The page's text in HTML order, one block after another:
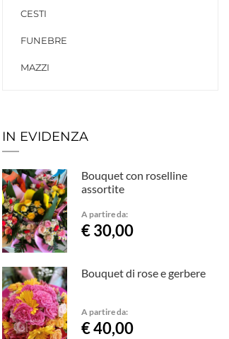
CESTI
FUNEBRE
MAZZI
IN EVIDENZA
Bouquet con roselline
assortite
A partire da:
€ 30,00
Bouquet di rose e gerbere
A partire da:
€ 40,00